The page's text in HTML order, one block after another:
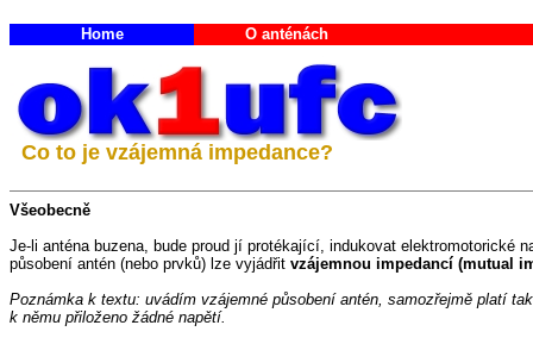
Home O anténách
Co to je vzájemná impedance?
Všeobecně
Je-li anténa buzena, bude proud jí protékající, indukovat elektromotorické
působení antén (nebo prvků) lze vyjádřit vzájemnou impedancí (mutual
Poznámka k textu: uvádím vzájemné působení antén, samozřejmě platí
k němu přiloženo žádné napětí.